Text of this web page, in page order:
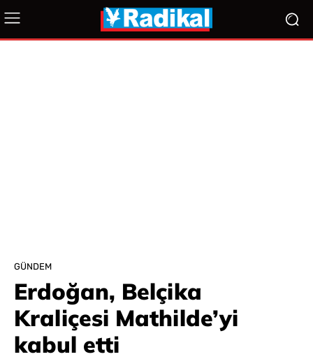
GÜNDEM
Erdoğan, Belçika
Kraliçesi Mathilde’yi
kabul etti